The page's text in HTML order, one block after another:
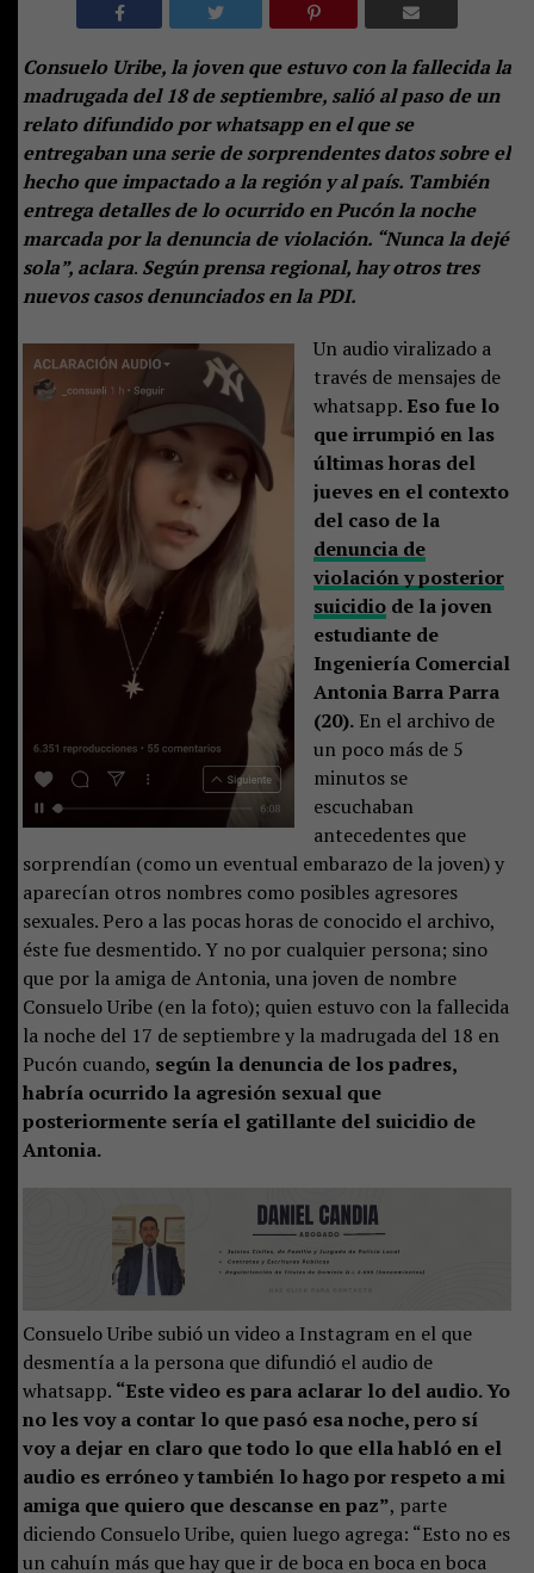
Consuelo Uribe, la joven que estuvo con la fallecida la
madrugada del 18 de septiembre, salió al paso de un
relato difundido por whatsapp en el que se
entregaban una serie de sorprendentes datos sobre el
hecho que impactado a la región y al país. También
entrega detalles de lo ocurrido en Pucón la noche
marcada por la denuncia de violación. “Nunca la dejé
sola”, aclara. Según prensa regional, hay otros tres
nuevos casos denunciados en la PDI.
Un audio viralizado a
través de mensajes de
whatsapp. Eso fue lo
que irrumpió en las
últimas horas del
jueves en el contexto
del caso de la
denuncia de
violación y posterior
suicidiode la joven
estudiante de
Ingeniería Comercial
Antonia Barra Parra
(20).En el archivo de
un poco más de 5
minutos se
escuchaban
antecedentes que
sorprendían (como un eventual embarazo de la joven) y
aparecían otros nombres como posibles agresores
sexuales. Pero a las pocas horas de conocido el archivo,
éste fue desmentido. Y no por cualquier persona; sino
que por la amiga de Antonia, una joven de nombre
Consuelo Uribe (en la foto); quien estuvo con la fallecida
la noche del 17 de septiembre y la madrugada del 18 en
Pucón cuando, según la denuncia de los padres,
habría ocurrido la agresión sexual que
posteriormente sería el gatillante del suicidio de
Antonia.
Consuelo Uribe subió un video a Instagram en el que
desmentía a la persona que difundió el audio de
whatsapp. “Este video es para aclarar lo del audio. Yo
no les voy a contar lo que pasó esa noche, pero sí
voy a dejar en claro que todo lo que ella habló en el
audio es erróneo y también lo hago por respeto a mi
amiga que quiero que descanse en paz”, parte
diciendo Consuelo Uribe, quien luego agrega: “Esto no es
un cahuín más que hay que ir de boca en boca en boca